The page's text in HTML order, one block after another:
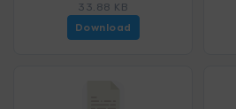
33.88 KB
Download